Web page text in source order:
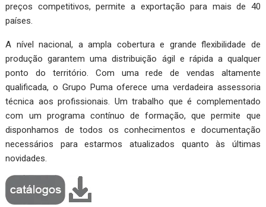
preços competitivos, permite a exportação para mais de 40
países.
A nível nacional, a ampla cobertura e grande flexibilidade de
produção garantem uma distribuição ágil e rápida a qualquer
ponto do território. Com uma rede de vendas altamente
qualificada, o Grupo Puma oferece uma verdadeira assessoria
técnica aos profissionais. Um trabalho que é complementado
com um programa contínuo de formação, que permite que
disponhamos de todos os conhecimentos e documentação
necessários para estarmos atualizados quanto às últimas
novidades.